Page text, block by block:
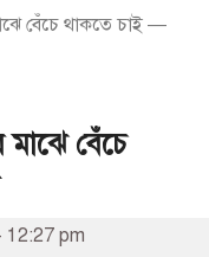
বেঁচে থাকতে চাই —
বেঁচে
pm